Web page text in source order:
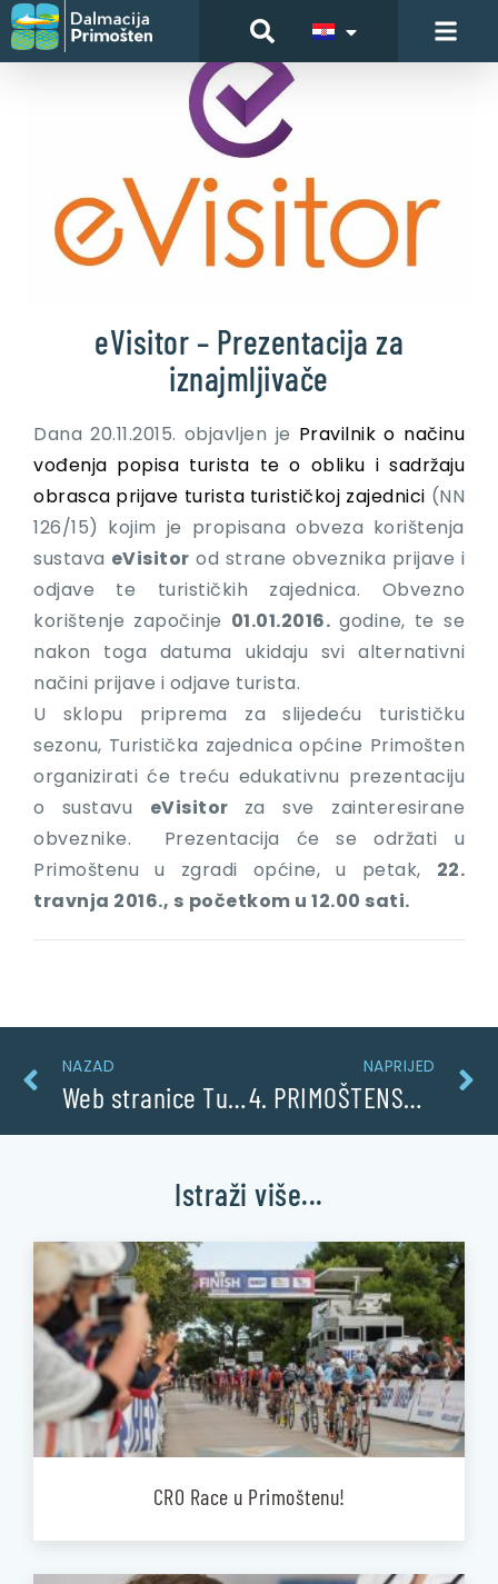
eVisitor – Prezentacija za
iznajmljivače
Dana 20.11.2015. objavljen je Pravilnik o načinu
vođenja popisa turista te o obliku i sadržaju
obrasca prijave turista turističkoj zajednici (NN
126/15) kojim je propisana obveza korištenja
sustava eVisitor od strane obveznika prijave i
odjave te turističkih zajednica. Obvezno
korištenje započinje 01.01.2016. godine, te se
nakon toga datuma ukidaju svi alternativni
načini prijave i odjave turista.
U sklopu priprema za slijedeću turističku
sezonu, Turistička zajednica općine Primošten
organizirati će treću edukativnu prezentaciju
o sustavu eVisitor za sve zainteresirane
obveznike. Prezentacija će se održati u
Primoštenu u zgradi općine, u petak, 22.
travnja 2016., s početkom u 12.00 sati.
NAZAD
Web stranice Turističke zajednice Primošten dobile novi izgled!
NAPRIJED
4. PRIMOŠTENSKA BICIKLIJADA
Istraži više...
CRO Race u Primoštenu!